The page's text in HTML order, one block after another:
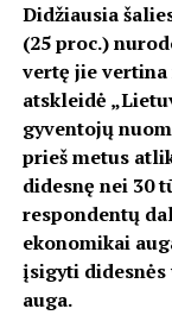
Didžiausia
(25 proc.)
vertę jie vertina
atskleidė
gyventojų
prieš metus
didesnę nei 30
respondentų
ekonomikai
įsigyti
auga.